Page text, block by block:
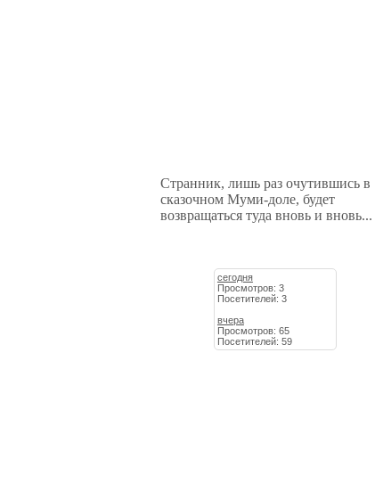
Странник, лишь раз очутившись в
сказочном Муми-доле, будет
возвращаться туда вновь и вновь...
сегодня
Просмотров: 3
Посетителей: 3
вчера
Просмотров: 65
Посетителей: 59